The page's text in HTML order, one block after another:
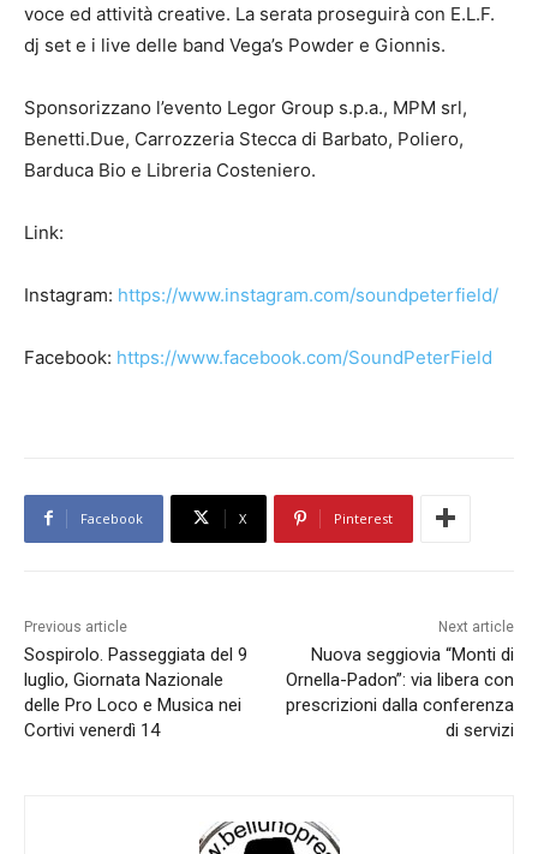
voce ed attività creative. La serata proseguirà con E.L.F.
dj set e i live delle band Vega’s Powder e Gionnis.
Sponsorizzano l’evento Legor Group s.p.a., MPM srl,
Benetti.Due, Carrozzeria Stecca di Barbato, Poliero,
Barduca Bio e Libreria Costeniero.
Link:
Instagram: https://www.instagram.com/soundpeterfield/
Facebook: https://www.facebook.com/SoundPeterField
Facebook X Pinterest
Previous article
Sospirolo. Passeggiata del 9
luglio, Giornata Nazionale
delle Pro Loco e Musica nei
Cortivi venerdì 14
Next article
Nuova seggiovia “Monti di
Ornella-Padon”: via libera con
prescrizioni dalla conferenza
di servizi